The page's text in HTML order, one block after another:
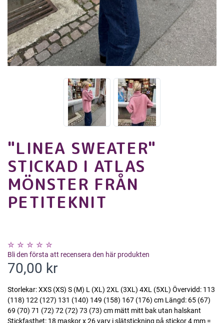
"LINEA SWEATER"
STICKAD I ATLAS
MÖNSTER FRÅN
PETITEKNIT
Bli den första att recensera den här produkten
70,00 kr
Storlekar: XXS (XS) S (M) L (XL) 2XL (3XL) 4XL (5XL) Övervidd: 113
(118) 122 (127) 131 (140) 149 (158) 167 (176) cm Längd: 65 (67)
69 (70) 71 (72) 72 (72) 73 (73) cm mätt mitt bak utan halskant
Stickfasthet: 18 maskor x 26 varv i slätstickning på stickor 4 mm =